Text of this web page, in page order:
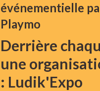
événementielle
Playmo
Derrière
une
: Ludik'Expo